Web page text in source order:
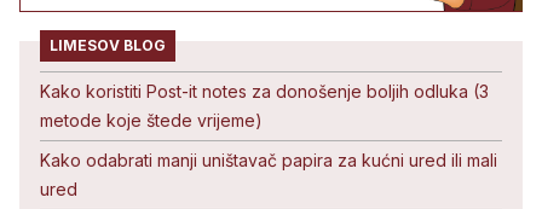
LIMESOV BLOG
Kako koristiti Post-it notes za donošenje boljih odluka (3
metode koje štede vrijeme)
Kako odabrati manji uništavač papira za kućni ured ili mali
ured